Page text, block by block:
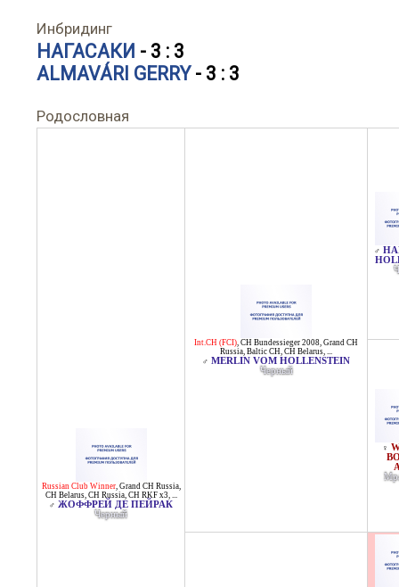
Инбридинг
НАГАСАКИ - 3 : 3
ALMAVÁRI GERRY- 3 : 3
Родословная
Russian Club Winner, Grand CH Russia,
CH Belarus, CH Russia, CH RKF x3, ...
♂ ЖОФФРЕЙ ДЕ ПЕЙРАК
Черный
Int.CH (FCI), CH Bundessieger 2008, Grand CH
Russia, Baltic CH, CH Belarus, ...
♂ MERLIN VOM HOLLENSTEIN
Черный
♂
♀